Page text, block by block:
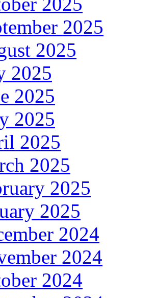
2025
2025
2025
2025
2025
2025
2025
2025
2025
2024
2024
2024